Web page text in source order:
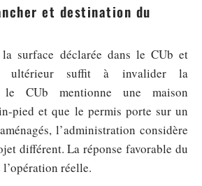
et destination du
surface déclarée dans le CUb et
ultérieur suffit à invalider la
CUb mentionne une maison
pied et que le permis porte sur un
l’administration considère
différent. La réponse favorable du
réelle.